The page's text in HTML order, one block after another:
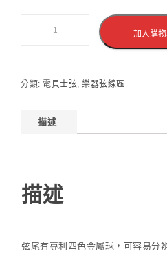
加入購
分類: 電貝士弦, 樂器弦線區
描述
描述
弦尾有專利四色金屬球，可容易分